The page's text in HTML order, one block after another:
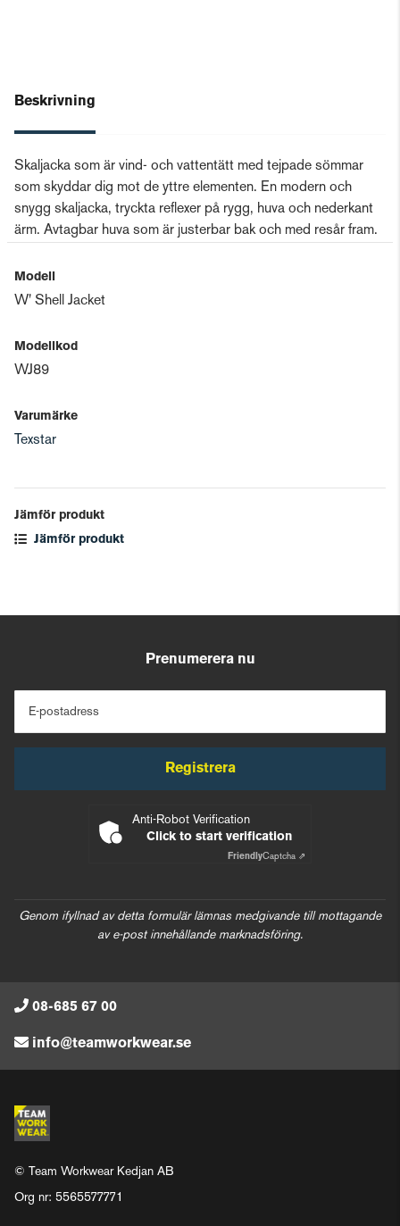
Beskrivning
Skaljacka som är vind- och vattentätt med tejpade sömmar
som skyddar dig mot de yttre elementen. En modern och
snygg skaljacka, tryckta reflexer på rygg, huva och nederkant
ärm. Avtagbar huva som är justerbar bak och med resår fram.
Modell
W' Shell Jacket
Modellkod
WJ89
Varumärke
Texstar
Jämför produkt
Jämför produkt
Prenumerera nu
E-postadress
Registrera
Anti-Robot Verification
Click to start verification
FriendlyCaptcha ⇗
Genom ifyllnad av detta formulär lämnas medgivande till mottagande
av e-post innehållande marknadsföring.
08-685 67 00
info@teamworkwear.se
© Team Workwear Kedjan AB
Org nr: 5565577771